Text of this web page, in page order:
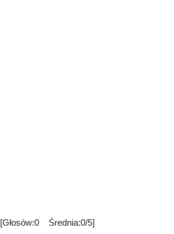
[Głosów:0 Średnia:0/5]